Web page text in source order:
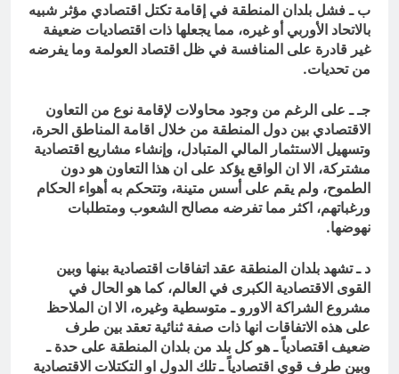
ب ـ فشل بلدان المنطقة في إقامة تكتل اقتصادي مؤثر شبيه
بالاتحاد الأوربي أو غيره، مما يجعلها ذات اقتصاديات ضعيفة
غير قادرة على المنافسة في ظل اقتصاد العولمة وما يفرضه
من تحديات.
جـ ـ على الرغم من وجود محاولات لإقامة نوع من التعاون
الاقتصادي بين دول المنطقة من خلال اقامة المناطق الحرة،
وتسهيل الاستثمار المالي المتبادل، وإنشاء مشاريع اقتصادية
مشتركة، الا ان الواقع يؤكد على ان هذا التعاون هو دون
الطموح، ولم يقم على أسس متينة، وتتحكم به أهواء الحكام
ورغباتهم، اكثر مما تفرضه مصالح الشعوب ومتطلبات
نهوضها.
د ـ تشهد بلدان المنطقة عقد اتفاقات اقتصادية بينها وبين
القوى الاقتصادية الكبرى في العالم، كما هو الحال في
مشروع الشراكة الاورو ـ متوسطية وغيره، الا ان الملاحظ
على هذه الاتفاقات انها ذات صفة ثنائية تعقد بين طرف
ضعيف اقتصادياً ـ هو كل بلد من بلدان المنطقة على حدة ـ
وبين طرف قوي اقتصادياً ـ تلك الدول او التكتلات الاقتصادية